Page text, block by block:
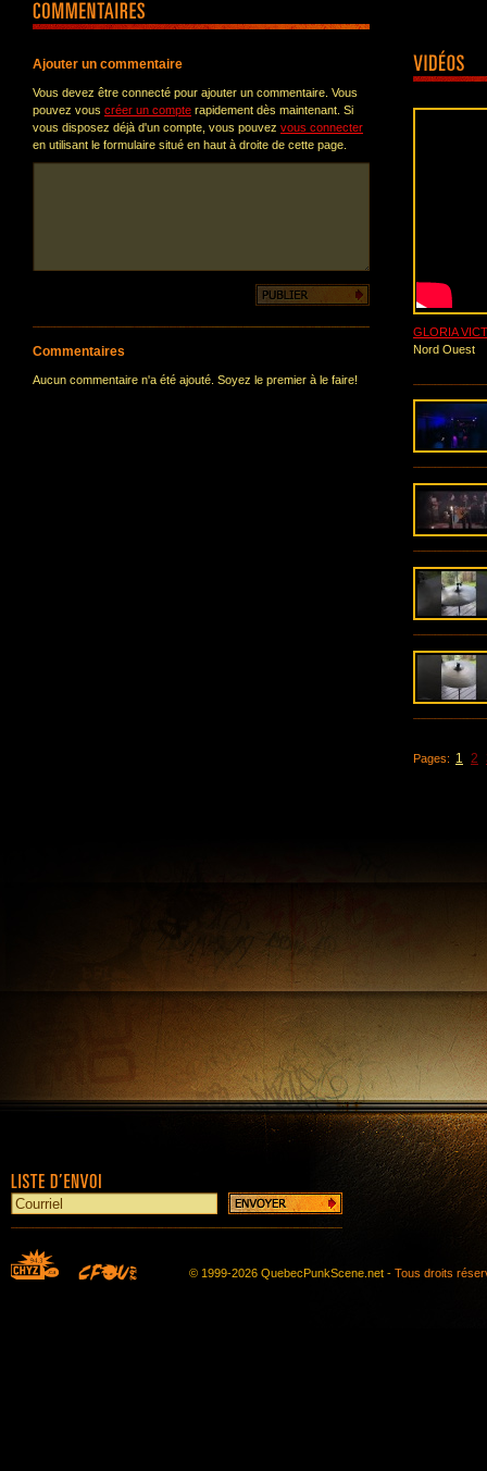
Ajouter un commentaire
Vous devez être connecté pour ajouter un commentaire. Vous
pouvez vous créer un compte rapidement dès maintenant. Si
vous disposez déjà d'un compte, vous pouvez vous connecter
en utilisant le formulaire situé en haut à droite de cette page.
Commentaires
Aucun commentaire n'a été ajouté. Soyez le premier à le faire!
GLORIA
Nord Ouest
Pages: 1 2
© 1999-2026 QuebecPunkScene.net - Tous droits